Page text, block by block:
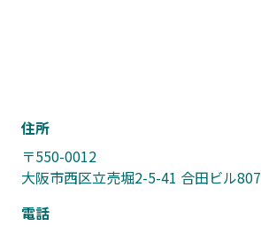
住所
〒550-0012
大阪市西区立売堀2-5-41 合田ビル807
電話